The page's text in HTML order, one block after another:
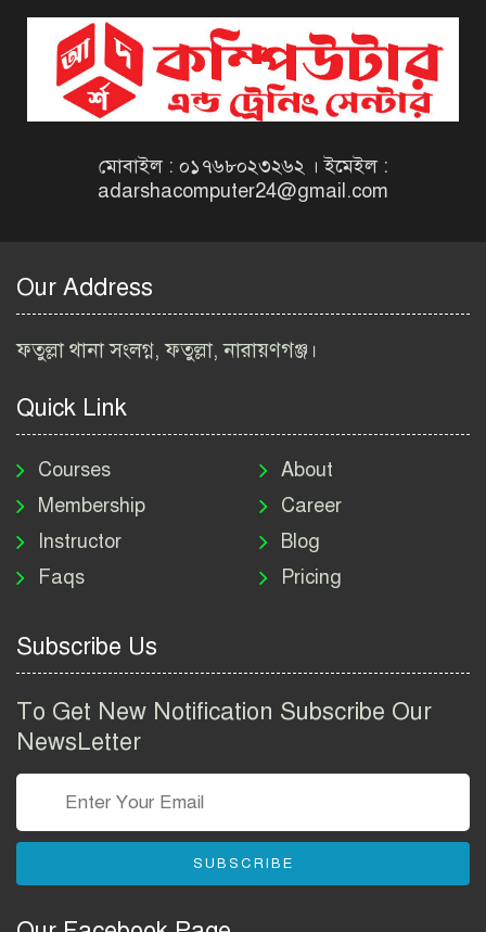
বিজ্ঞপ্তি ২০২৬ | Taxes Zone
Dinajpur Job Circular 2026
বেসরকারি সংস্থা সেতু (SETU)
Job Circular 2026
২০২৬ | BIWTA Job Circular
নিয়োগ বিজ্ঞপ্তি ২০২৬ | DNC
Job Circular 2026
পাসপোর্ট করতে কি কি লাগে
২০২৬ | ই-পাসপোর্ট আবেদন ও
Group Job Circular 2026
তথ্য অধিদপ্তর নিয়োগ বিজ্ঞপ্তি
বাংলাদেশ পুলিশ এএসআই
মোবাইল : ০১৭৬৮০২৩২৬২ । ইমেইল :
adarshacomputer24@gmail.com
Our Address
ফতুল্লা থানা সংলগ্ন, ফতুল্লা, নারায়ণগঞ্জ।
Quick Link
Courses
Membership
Instructor
Faqs
About
Career
Blog
Pricing
Subscribe Us
To Get New Notification Subscribe Our
NewsLetter
SUBSCRIBE